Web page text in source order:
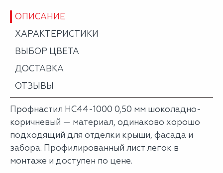
ОПИСАНИЕ
ХАРАКТЕРИСТИКИ
ВЫБОР ЦВЕТА
ДОСТАВКА
ОТЗЫВЫ
Профнастил НС44-1000 0,50 мм шоколадно-
коричневый — материал, одинаково хорошо
подходящий для отделки крыши, фасада и
забора. Профилированный лист легок в
монтаже и доступен по цене.